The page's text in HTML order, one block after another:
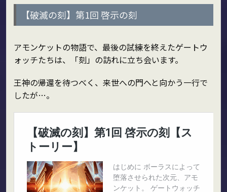
【破滅の刻】第1回 啓示の刻
アモンケットの物語で、最後の試練を終えたゲートウ
ォッチたちは、「刻」の訪れに立ち会います。
王神の帰還を待つべく、来世への門へと向かう一行で
したが…。